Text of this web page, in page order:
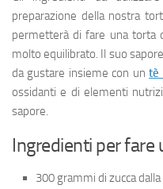
preparazione della nostra
permetterà di fare una torta
molto equilibrato. Il suo
da gustare insieme con untè
ossidanti e di elementi
sapore.
Ingredienti per fare
300 grammi di zucca